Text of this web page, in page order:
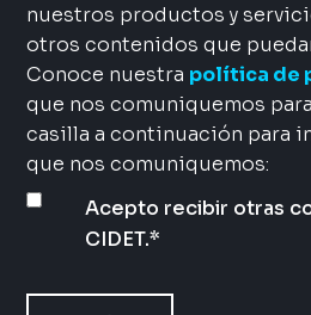
nuestros productos y
otros contenidos que
Conoce nuestra política de
que nos comuniquemos
casilla a continuación para
que nos comuniquemos:
Acepto recibir otras
CIDET.*